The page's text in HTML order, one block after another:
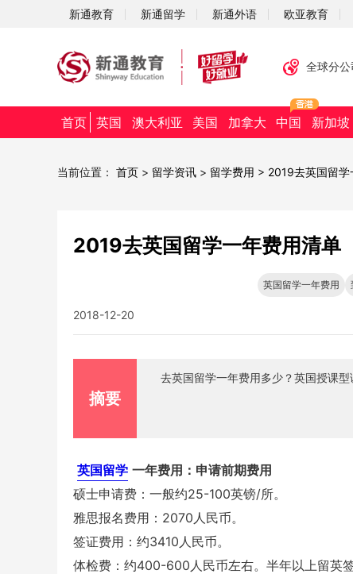
新通教育 新通留学 新通外语 欧亚教育
全球分公
首页 英国 澳大利亚 美国 加拿大 中国 新加坡
当前位置： 首页 > 留学资讯 > 留学费用 > 2019去英国留
2019去英国留学一年费用清单
英国留学一年费用
2018-12-20
摘要
去英国留学一年费用多少？英国授课
英国留学 一年费用：申请前期费用
硕士申请费：一般约25-100英镑/所。
雅思报名费用：2070人民币。
签证费用：约3410人民币。
体检费：约400-600人民币左右。半年以上留英